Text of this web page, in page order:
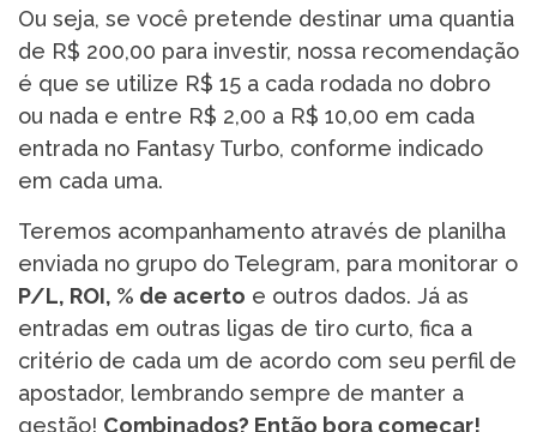
Ou seja, se você pretende destinar uma quantia
de R$ 200,00 para investir, nossa recomendação
é que se utilize R$ 15 a cada rodada no dobro
ou nada e entre R$ 2,00 a R$ 10,00 em cada
entrada no Fantasy Turbo, conforme indicado
em cada uma.
Teremos acompanhamento através de planilha
enviada no grupo do Telegram, para monitorar o
P/L, ROI, % de acerto e outros dados. Já as
entradas em outras ligas de tiro curto, fica a
critério de cada um de acordo com seu perfil de
apostador, lembrando sempre de manter a
gestão! Combinados? Então bora começar!